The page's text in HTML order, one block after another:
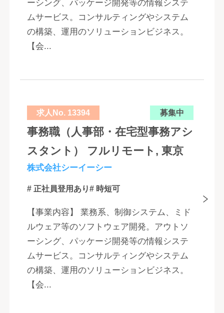
ーシング、パッケージ開発等の情報システ
ムサービス。コンサルティングやシステム
の構築、運用のソリューションビジネス。
【会...
求人No. 13394 募集中
事務職（人事部・在宅型事務アシ
スタント） フルリモート, 東京
株式会社シーイーシー
# 正社員登用あり# 時短可
【事業内容】 業務系、制御システム、ミド
ルウェア等のソフトウェア開発。アウトソ
ーシング、パッケージ開発等の情報システ
ムサービス。コンサルティングやシステム
の構築、運用のソリューションビジネス。
【会...